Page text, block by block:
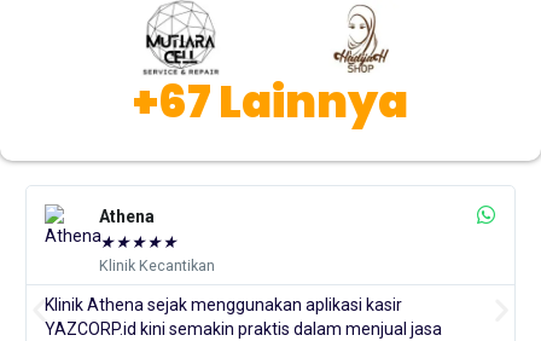
+67 Lainnya
Athena
★★★★★
Klinik Kecantikan
Klinik Athena sejak menggunakan aplikasi kasir
YAZCORP.id kini semakin praktis dalam menjual jasa